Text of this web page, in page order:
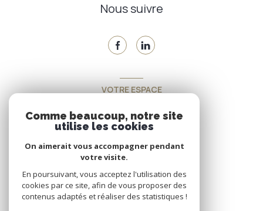
Nous suivre
VOTRE ESPACE
Espace propriétaire
SE CONNECTER
Comme beaucoup, notre site
utilise les cookies
On aimerait vous accompagner pendant
votre visite.
En poursuivant, vous acceptez l'utilisation des
cookies par ce site, afin de vous proposer des
contenus adaptés et réaliser des statistiques !